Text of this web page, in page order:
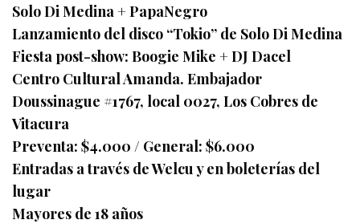
Solo Di Medina + PapaNegro
Lanzamiento del disco “Tokio” de Solo Di Medina
Fiesta post-show: Boogie Mike + DJ Dacel
Centro Cultural Amanda. Embajador
Doussinague #1767, local 0027, Los Cobres de
Vitacura
Preventa: $4.000 / General: $6.000
Entradas a través de Welcu y en boleterías del
lugar
Mayores de 18 años